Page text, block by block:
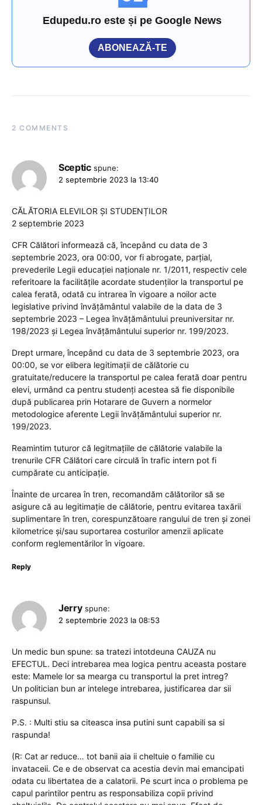
Edupedu.ro este și pe Google News
ABONEAZĂ-TE
2 COMMENTS
Sceptic spune:
2 septembrie 2023 la 13:40
CĂLĂTORIA ELEVILOR ȘI STUDENȚILOR
2 septembrie 2023
CFR Călători informează că, începând cu data de 3
septembrie 2023, ora 00:00, vor fi abrogate, parțial,
prevederile Legii educației naționale nr. 1/2011, respectiv cele
referitoare la facilitățile acordate studenților la transportul pe
calea ferată, odată cu intrarea în vigoare a noilor acte
legislative privind învățământul valabile de la data de 3
septembrie 2023 – Legea învățământului preuniversitar nr.
198/2023 și Legea învățământului superior nr. 199/2023.
Drept urmare, începând cu data de 3 septembrie 2023, ora
00:00, se vor elibera legitimații de călătorie cu
gratuitate/reducere la transportul pe calea ferată doar pentru
elevi, urmând ca pentru studenți acestea să fie disponibile
după publicarea prin Hotarare de Guvern a normelor
metodologice aferente Legii învățământului superior nr.
199/2023.
Reamintim tuturor că legitmațiile de călătorie valabile la
trenurile CFR Călători care circulă în trafic intern pot fi
cumpărate cu anticipație.
Înainte de urcarea în tren, recomandăm călătorilor să se
asigure că au legitimație de călătorie, pentru evitarea taxării
suplimentare în tren, corespunzătoare rangului de tren și zonei
kilometrice și/sau suportarea costurilor amenzii aplicate
conform reglementărilor în vigoare.
Reply
Jerry spune:
2 septembrie 2023 la 08:53
Un medic bun spune: sa tratezi intotdeuna CAUZA nu
EFECTUL. Deci intrebarea mea logica pentru aceasta postare
este: Mamele lor sa mearga cu transportul la pret intreg?
Un politician bun ar intelege intrebarea, justificarea dar sii
raspunsul.
P.S. : Multi stiu sa citeasca insa putini sunt capabili sa si
raspunda!
(R: Cat ar reduce… tot banii aia ii cheltuie o familie cu
invataceii. Ce e de observat ca acestia devin mai emancipati
odata cu libertatea de a calatorii. Pe scurt inca o problema pe
capul parintilor pentru as responsabiliza copii privind